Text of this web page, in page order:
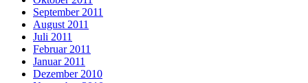
September 2011
August 2011
Juli 2011
Februar 2011
Januar 2011
Dezember 2010